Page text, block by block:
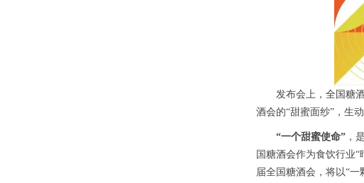
发布会上， 全国糖
酒会的“甜蜜面纱”，生
“一个甜蜜使命” ，
国 糖酒会作为食饮行业“
届全国 糖酒会 ，将以“一